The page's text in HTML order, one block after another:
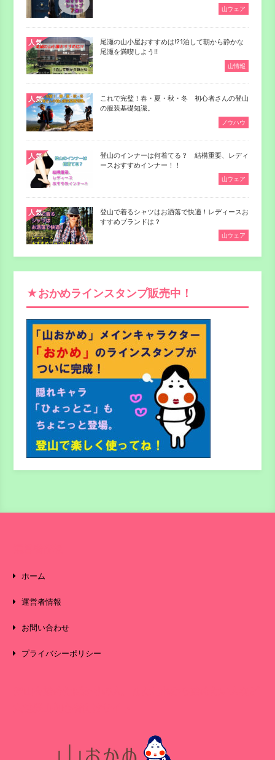
山ウェア
人気
尾瀬の山小屋おすすめは⁉1泊して朝から静かな
尾瀬を満喫しよう‼
山情報
人気
これで完璧！春・夏・秋・冬 初心者さんの登山
の服装基礎知識。
ノウハウ
人気
登山のインナーは何着てる？ 結構重要、レディ
ースおすすめインナー！！
山ウェア
人気
登山で着るシャツはお洒落で快適！レディースお
すすめブランドは？
山ウェア
★おかめラインスタンプ販売中！
ホーム
運営者情報
お問い合わせ
プライバシーポリシー